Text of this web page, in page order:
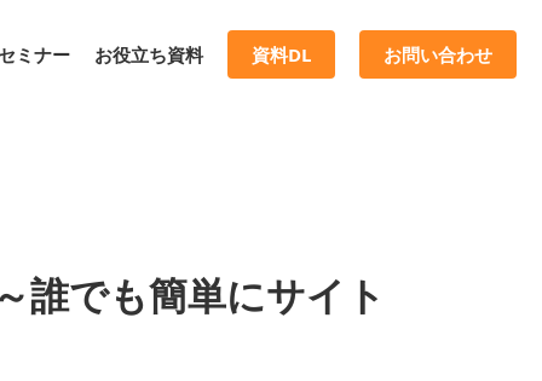
ミナー お役立ち資料 資料DL お問い合わせ
誰でも簡単にサイト